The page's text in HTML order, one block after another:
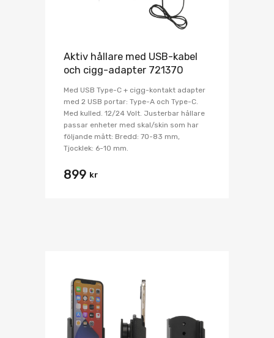
Aktiv hållare med USB-kabel
och cigg-adapter 721370
Med USB Type-C + cigg-kontakt adapter
med 2 USB portar: Type-A och Type-C.
Med kulled. 12/24 Volt. Justerbar hållare
passar enheter med skal/skin som har
följande mått: Bredd: 70-83 mm,
Tjocklek: 6-10 mm.
899 kr